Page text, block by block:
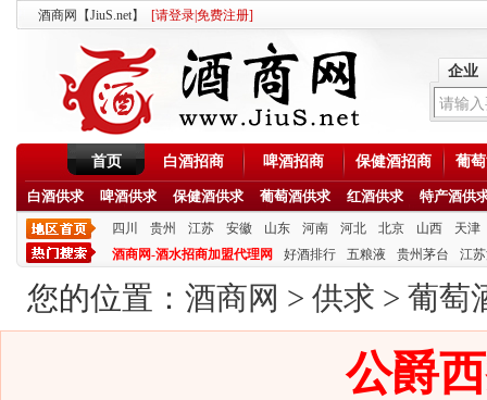
酒商网【JiuS.net】 [请登录免费注册]
企业
首页 白酒招商 啤酒招商 保健酒招商 葡
白酒供求 啤酒供求 保健酒供求 葡萄酒供求 红酒供求 特产酒供
四川 贵州 江苏 安徽 山东 河南 河北 北京 山西
天津
酒商网-酒水招商加盟代理网
好酒排行 五粮液 贵州茅台 江
您的位置： 酒商网 > 供求 > 葡萄
公爵